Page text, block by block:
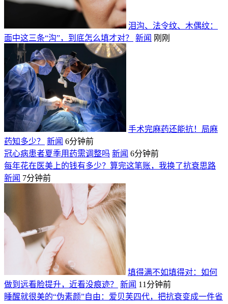
泪沟、法令纹、木偶纹：
面中这三条“沟”，到底怎么填才对？
新闻 刚刚
手术完麻药还能抗！局麻
药知多少？
新闻 6分钟前
冠心病患者夏季用药需调整吗 新闻 6分钟前
每年花在医美上的钱有多少？算完这笔账，我换了抗衰思路
新闻 7分钟前
填得满不如填得对：如何
做到远看脸提升，近看没痕迹？
新闻 11分钟前
睡醒就很美的“伪素颜”自由：爱贝芙四代，把抗衰变成一件省